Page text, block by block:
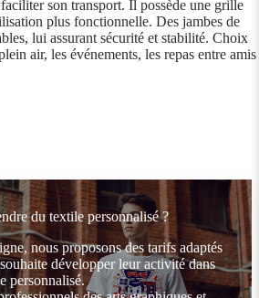
son transport. Il possède une grille
plus fonctionnelle. Des jambes de
lui assurant sécurité et stabilité. Choix
air, les événements, les repas entre amis
du textile personnalisé ?
nous proposons des tarifs adaptés
développer leur activité dans
personnalisé.